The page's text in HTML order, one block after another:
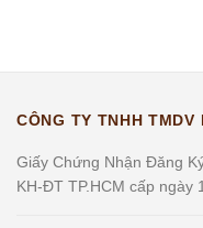
CÔNG TY TNHH TMDV
Giấy Chứng Nhận Đăng
KH-ĐT TP.HCM cấp ngày